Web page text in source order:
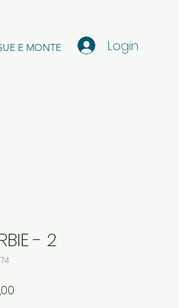
E MONTE Login
- 2